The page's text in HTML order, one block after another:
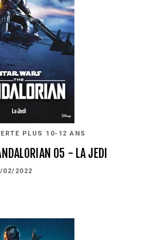
PLUS 10-12 ANS
05 - LA JEDI
02/2022